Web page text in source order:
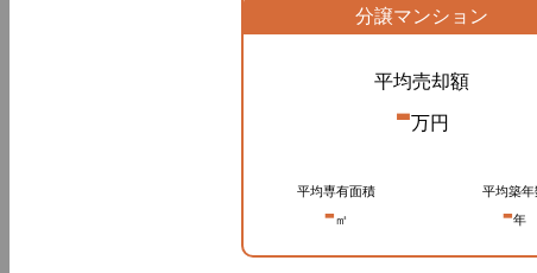
分譲マンション
平均売却額
-万円
平均専有面積
-㎡
平均築
-年